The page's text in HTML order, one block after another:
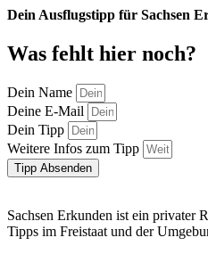
Dein Ausflugstipp für Sachsen
Was fehlt hier noch?
Dein Name
Deine E-Mail
Dein Tipp
Weitere Infos zum Tipp
Tipp Absenden
Sachsen Erkunden ist ein privater
Tipps im Freistaat und der